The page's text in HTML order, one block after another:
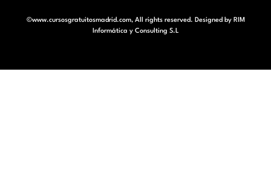
©www.cursosgratuitosmadrid.com, All rights reserved. Designed by RIM
Informática y Consulting S.L